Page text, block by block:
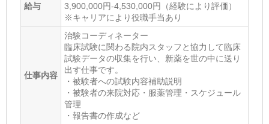
給与
3,900,000円-4,530,000円（経験により評価）
※キャリアにより役職手当あり
仕事内容
治験コーディネーター
臨床試験に関わる院内スタッフと協力して臨床
試験データの収集を行い、新薬を世の中に送り
出す仕事です。
・被験者への試験内容補助説明
・被験者の来院対応・服薬管理・スケジュール
管理
・報告書の作成など